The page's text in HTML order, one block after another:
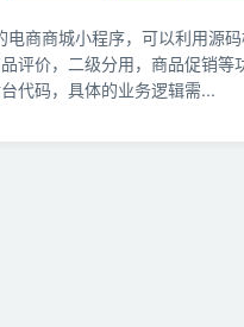
商商城小程序，可以利用源
评价，二级分用，商品促销等
代码，具体的业务逻辑需...